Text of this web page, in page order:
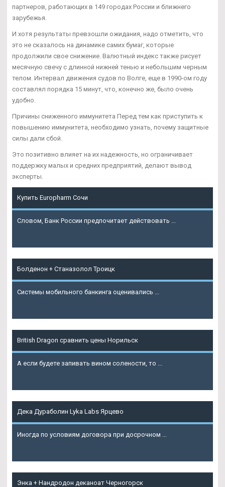
партнеров, работающих в 149 городах России и ближнего
зарубежья.
И хотя результаты превзошли ожидания, надо отметить, что
это не сказалось на динамике самих бумаг, которые
продолжили свое снижение. Валютный индекс также рисует
месячную свечу с длинной нижней тенью и небольшим черным
телом. Интервал движения судов по Волге, еще в 1990-ом году
составлял порядка 15 минут, что, конечно же, было очень
удобно.
Причины сниженного иммунитета Перед тем как приступить к
повышению иммунитета, необходимо узнать, почему защитные
силы дали сбой.
Это позитивно влияет на их надежность, но ограничивает
поддержку малых и средних предприятий, делают вывод
эксперты.
Купить Europharm Сочи
Словом, Банк России предпочитает действовать ...
Болденон + Станазолол Троицк
Системы мобильного банкинга оценивались ...
British Dragon сравнить цены Норильск
А если будете запивать вином солености, то ...
Дека Дураболин Lyka Labs Ярцево
Иногда по условиям договора при досрочном ...
Энка + Нандродон деканоат Черногорск